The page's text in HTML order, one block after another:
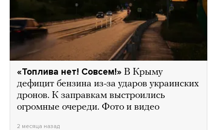
«Топлива нет! Совсем!» В Крыму
дефицит бензина из-за ударов украинских
дронов. К заправкам выстроились
огромные очереди. Фото и видео
2 месяца назад